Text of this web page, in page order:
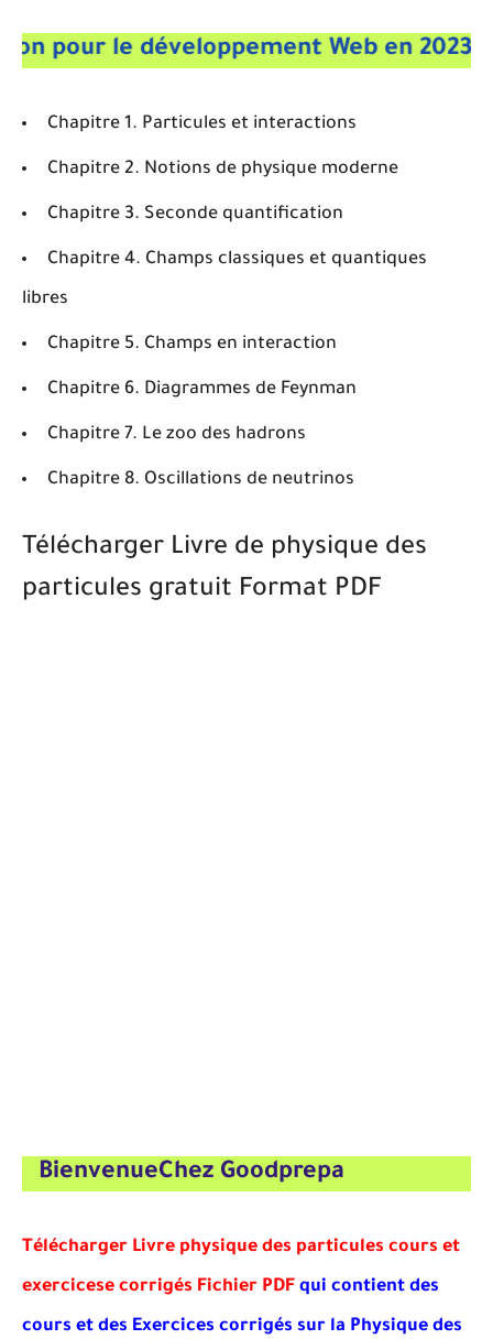
pour le développement Web en
Chapitre 1. Particules et interactions
Chapitre 2. Notions de physique moderne
Chapitre 3. Seconde quantification
Chapitre 4. Champs classiques et quantiques
libres
Chapitre 5. Champs en interaction
Chapitre 6. Diagrammes de Feynman
Chapitre 7. Le zoo des hadrons
Chapitre 8. Oscillations de neutrinos
Télécharger Livre de physique des
particules gratuit Format PDF
BienvenueChez Goodprepa
Télécharger Livre physique des particules cours et
exercicese corrigés Fichier PDF qui contient des
cours et des Exercices corrigés sur la Physique des